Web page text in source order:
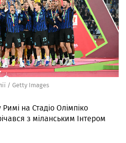
/ Getty Images
на Стадіо Олімпіко
з міланським Інтером